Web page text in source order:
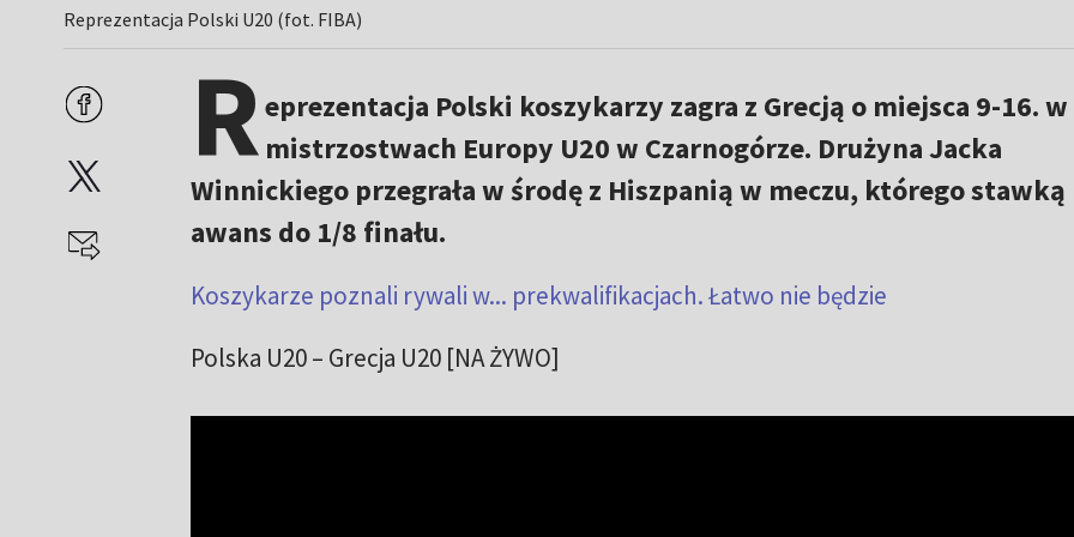
Reprezentacja Polski U20 (fot. FIBA)
Reprezentacja Polski koszykarzy zagra z Grecją o miejsca 9-16. w
mistrzostwach Europy U20 w Czarnogórze. Drużyna Jacka
Winnickiego przegrała w środę z Hiszpanią w meczu, którego stawką
awans do 1/8 finału.
Koszykarze poznali rywali w... prekwalifikacjach. Łatwo nie będzie
Polska U20 – Grecja U20 [NA ŻYWO]